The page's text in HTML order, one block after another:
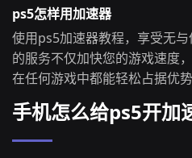
ps5怎样用加速器
使用ps5加速器教程，享受无
的服务不仅加快您的游戏速度
在任何游戏中都能轻松占据优势
手机怎么给ps5开加